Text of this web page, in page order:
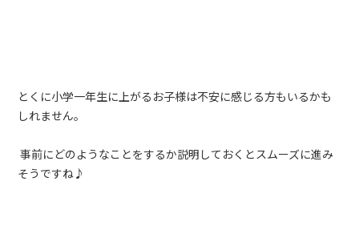
とくに小学一年生に上がるお子様は不安に感じる方もいるかも
しれません。
事前にどのようなことをするか説明しておくとスムーズに進み
そうですね♪